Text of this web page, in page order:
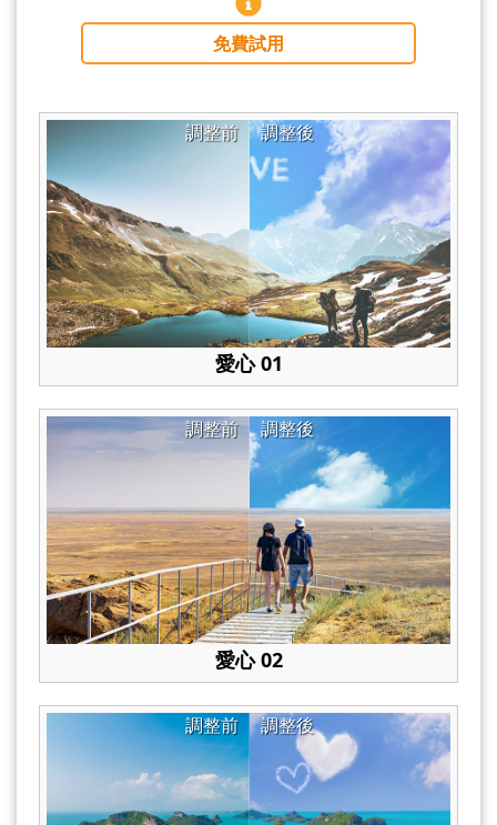
免費試用
調整後
調整前
愛心 01
調整後
調整前
愛心 02
調整後
調整前